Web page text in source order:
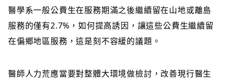
醫學系一般公費生在服務期滿之後繼續留在山地或離島
服務的僅有2.7%，如何提高誘因，讓這些公費生繼續留
在偏鄉地區服務，這是刻不容緩的議題。
醫師人力荒應當要對整體大環境做檢討，改善現行醫生